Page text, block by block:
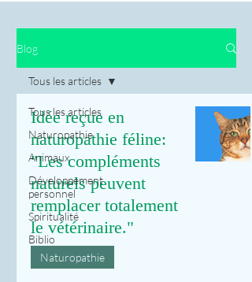
Blog
Tous les articles
Naturopathie
Animaux
Développement
personnel
Spiritualité
Biblio
Tous les articles
Idée reçue en
naturopathie féline:
"Les compléments
naturels peuvent
remplacer totalement
le vétérinaire."
Naturopathie